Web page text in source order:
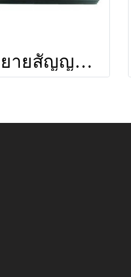
ตัวขยายสัญญาณ BOOSTER DA124PLUS ยี่ห้อ LEOTECH (dBy)